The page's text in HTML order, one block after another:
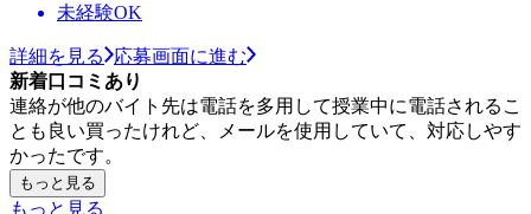
未経験OK
詳細を見る
応募画面に進む
新着口コミあり
連絡が他のバイト先は電話を多用して授業中に電話されるこ
とも良い買ったけれど、メールを使用していて、対応しやす
かったです。
もっと見る
もっと見る